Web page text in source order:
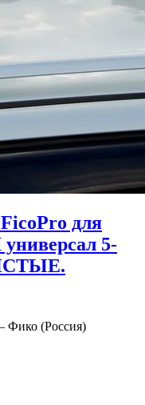
для
5-
Фико (Россия)